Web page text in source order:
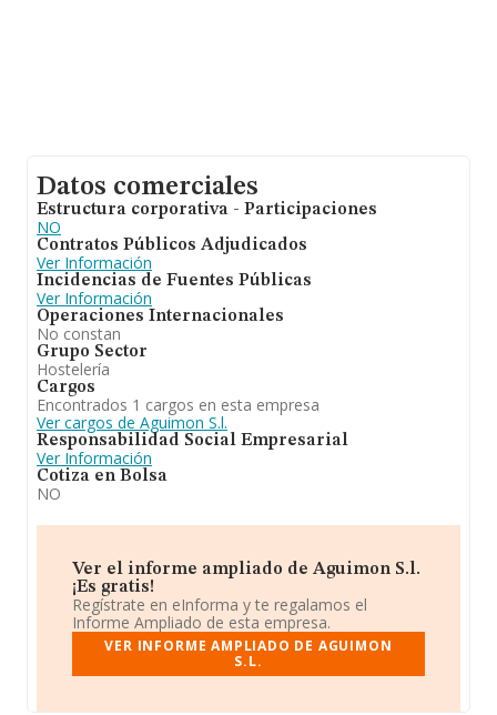
Datos comerciales
Estructura corporativa - Participaciones
NO
Contratos Públicos Adjudicados
Ver Información
Incidencias de Fuentes Públicas
Ver Información
Operaciones Internacionales
No constan
Grupo Sector
Hostelería
Cargos
Encontrados 1 cargos en esta empresa
Ver cargos de Aguimon S.l.
Responsabilidad Social Empresarial
Ver Información
Cotiza en Bolsa
NO
Ver el informe ampliado de Aguimon S.l.
¡Es gratis!
Regístrate en eInforma y te regalamos el
Informe Ampliado de esta empresa.
VER INFORME AMPLIADO DE AGUIMON
S.L.